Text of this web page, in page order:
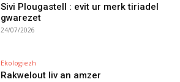
Sivi Plougastell : evit ur merk tiriadel
gwarezet
24/07/2026
Ekologiezh
Rakwelout liv an amzer